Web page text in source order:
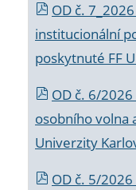
OD č.
institucionální
poskytnuté FF
OD č. 6/
osobního volna
Univerzity
OD č. 5/